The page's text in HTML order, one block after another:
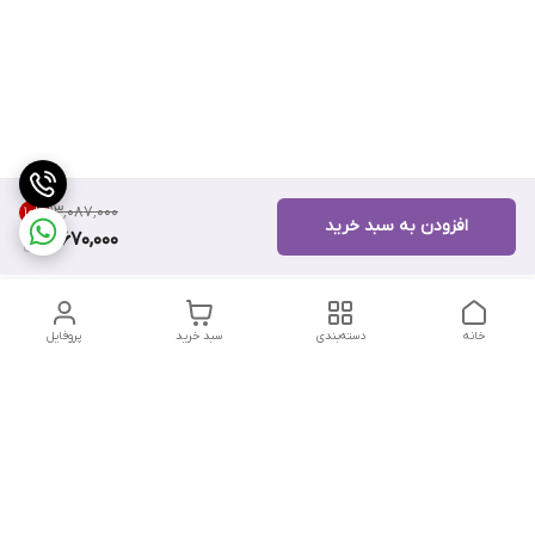
۱۳٬۰۸۷٬۰۰۰ 10%
11,670,000
افزودن به سبد خرید
پروفایل سبد خرید دسته‌بندی خانه